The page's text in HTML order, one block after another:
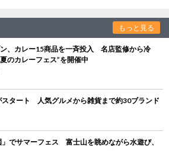
もっと見る
、カレー15商品を一斉投入 名店監修から冷
のカレーフェス”を開催中
スタート 人気グルメから雑貨まで約30ブランド
」でサマーフェス 富士山を眺めながら水遊び、